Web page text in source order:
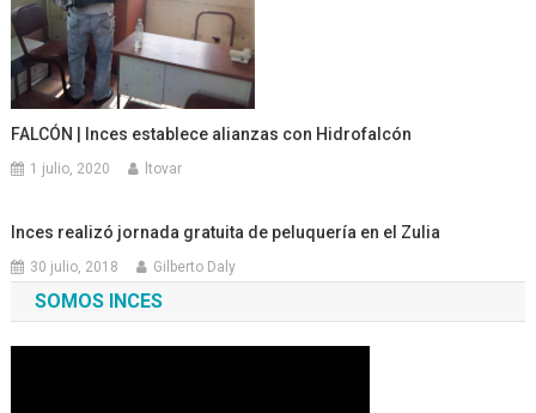
FALCÓN | Inces establece alianzas con Hidrofalcón
1 julio, 2020 ltovar
Inces realizó jornada gratuita de peluquería en el Zulia
30 julio, 2018 Gilberto Daly
SOMOS INCES